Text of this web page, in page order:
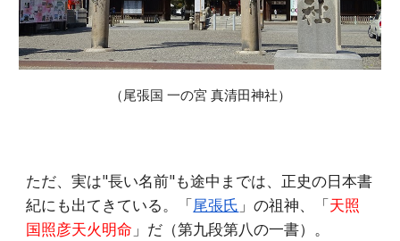
（尾張国 一の宮 真清田神社）
ただ、実は"長い名前"も途中までは、正史の日本書
紀にも出てきている。「尾張氏 」の祖神、「天照
国照彦天火明命 」だ（第九段第八の一書）。